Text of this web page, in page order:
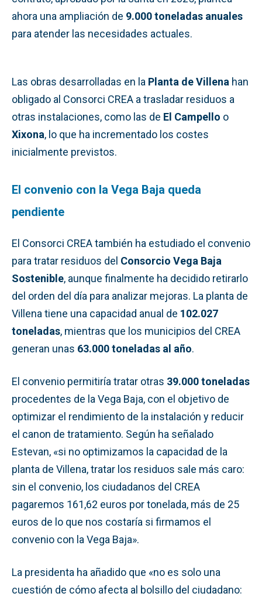
ahora una ampliación de 9.000 toneladas anuales
para atender las necesidades actuales.
Las obras desarrolladas en la Planta de Villena han
obligado al Consorci CREA a trasladar residuos a
otras instalaciones, como las de El Campello o
Xixona, lo que ha incrementado los costes
inicialmente previstos.
El convenio con la Vega Baja queda
pendiente
El Consorci CREA también ha estudiado el convenio
para tratar residuos del Consorcio Vega Baja
Sostenible, aunque finalmente ha decidido retirarlo
del orden del día para analizar mejoras. La planta de
Villena tiene una capacidad anual de 102.027
toneladas, mientras que los municipios del CREA
generan unas 63.000 toneladas al año.
El convenio permitiría tratar otras 39.000 toneladas
procedentes de la Vega Baja, con el objetivo de
optimizar el rendimiento de la instalación y reducir
el canon de tratamiento. Según ha señalado
Estevan, «si no optimizamos la capacidad de la
planta de Villena, tratar los residuos sale más caro:
sin el convenio, los ciudadanos del CREA
pagaremos 161,62 euros por tonelada, más de 25
euros de lo que nos costaría si firmamos el
convenio con la Vega Baja».
La presidenta ha añadido que «no es solo una
cuestión de cómo afecta al bolsillo del ciudadano: